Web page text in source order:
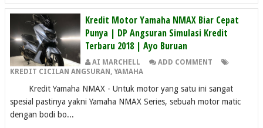
Kredit Motor Yamaha NMAX Biar Cepat
Punya | DP Angsuran Simulasi Kredit
Terbaru 2018 | Ayo Buruan
AI MARCHELL
ADD COMMENT
KREDIT CICILAN ANGSURAN , YAMAHA
Kredit Yamaha NMAX - Untuk motor yang satu ini sangat
spesial pastinya yakni Yamaha NMAX Series, sebuah motor matic
dengan bodi bo...